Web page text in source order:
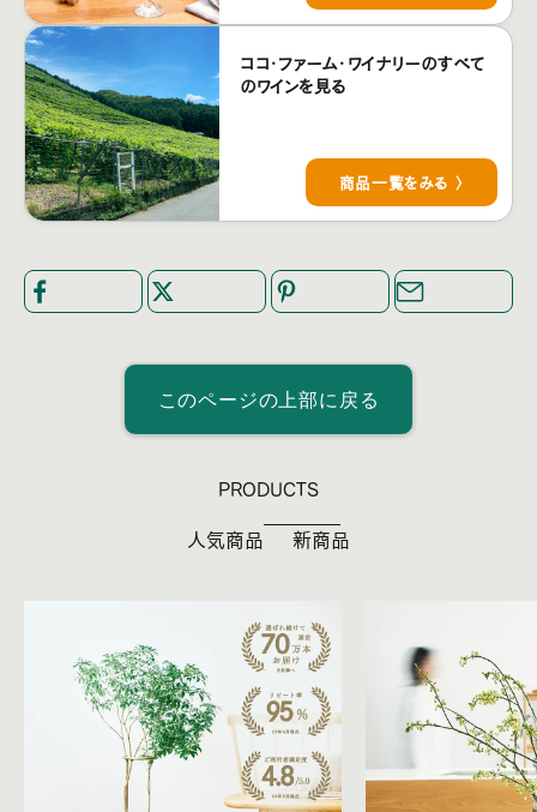
ココ・ファーム・ワイナリーのすべて
のワインを見る
商品一覧をみる 〉
このページの上部に戻る
PRODUCTS
人気商品 新商品